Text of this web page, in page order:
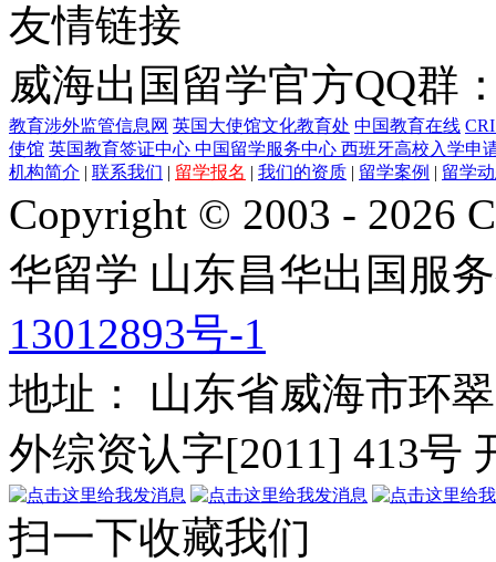
友情链接
威海出国留学官方QQ群
教育涉外监管信息网 英国大使馆文化教育处 中国教育在线
使馆 英国教育签证中心 中国留学服务中心 西班牙高校入学申
机构简介 | 联系我们 | 留学报名 | 我们的资质 | 留学案例 | 留学
Copyright © 2003 - 2026
华留学 山东昌华出国服
13012893号-1
地址： 山东省威海市环
外综资认字[2011] 413号
扫一下收藏我们